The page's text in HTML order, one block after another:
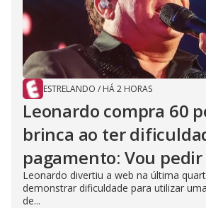
ESTRELANDO / HÁ 2 HORAS
Leonardo compra 60
brinca ao ter
pagamento: Vou
Leonardo divertiu a web na última
demonstrar dificuldade para utilizar
de...